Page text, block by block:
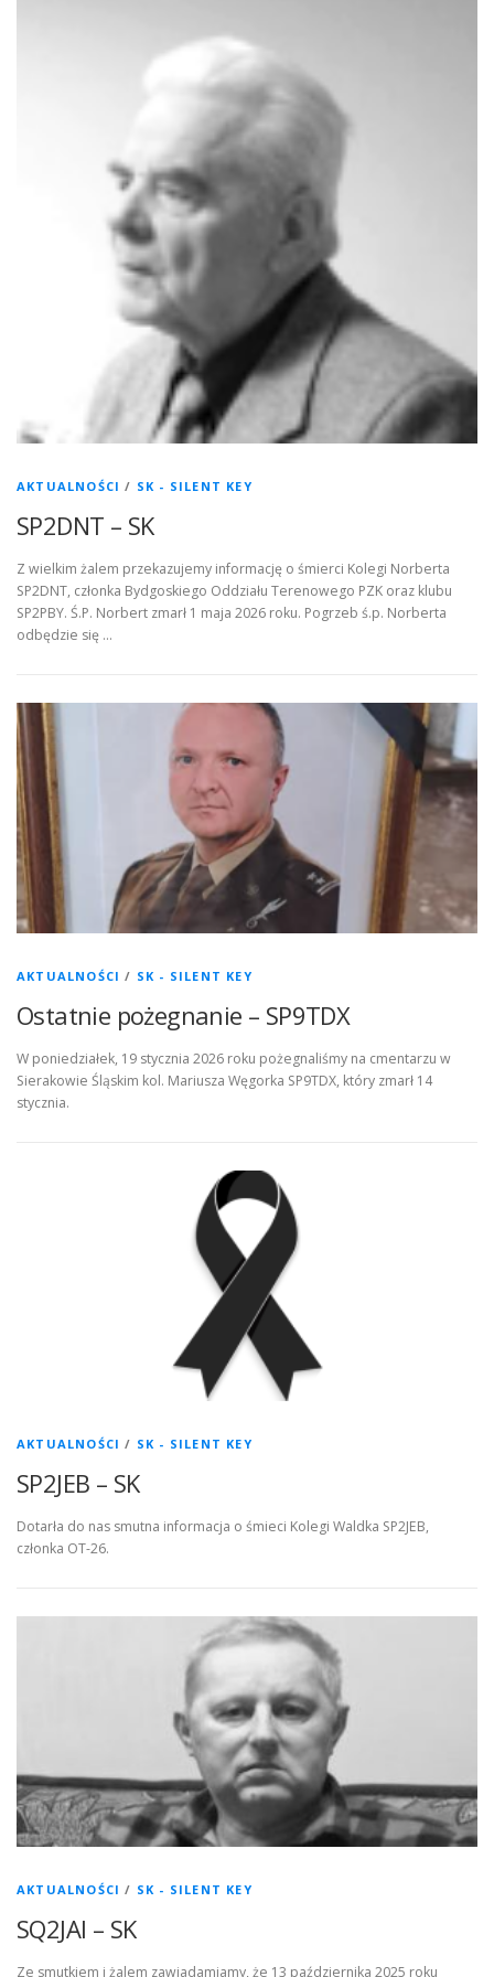
AKTUALNOŚCI / SK - SILENT KEY
SP2DNT – SK
Z wielkim żalem przekazujemy informację o śmierci Kolegi Norberta
SP2DNT, członka Bydgoskiego Oddziału Terenowego PZK oraz klubu
SP2PBY. Ś.P. Norbert zmarł 1 maja 2026 roku. Pogrzeb ś.p. Norberta
odbędzie się …
AKTUALNOŚCI / SK - SILENT KEY
Ostatnie pożegnanie – SP9TDX
W poniedziałek, 19 stycznia 2026 roku pożegnaliśmy na cmentarzu w
Sierakowie Śląskim kol. Mariusza Węgorka SP9TDX, który zmarł 14
stycznia.
AKTUALNOŚCI / SK - SILENT KEY
SP2JEB – SK
Dotarła do nas smutna informacja o śmieci Kolegi Waldka SP2JEB,
członka OT-26.
AKTUALNOŚCI / SK - SILENT KEY
SQ2JAI – SK
Ze smutkiem i żalem zawiadamiamy, że 13 października 2025 roku